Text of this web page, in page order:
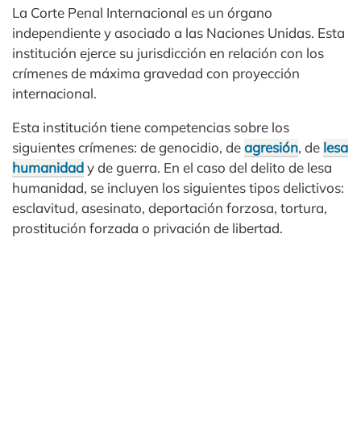
La Corte Penal Internacional es un órgano
independiente y asociado a las Naciones Unidas. Esta
institución ejerce su jurisdicción en relación con los
crímenes de máxima gravedad con proyección
internacional.
Esta institución tiene competencias sobre los
siguientes crímenes: de genocidio, deagresión, de lesa
humanidady de guerra. En el caso del delito de lesa
humanidad, se incluyen los siguientes tipos delictivos:
esclavitud, asesinato, deportación forzosa, tortura,
prostitución forzada o privación de libertad.